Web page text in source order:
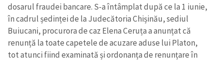
dosarul fraudei bancare. S-a întâmplat după ce la 1 iunie,
în cadrul ședinței de la Judecătoria Chișinău, sediul
Buiucani, procurora de caz Elena Ceruța a anunțat că
renunță la toate capetele de acuzare aduse lui Platon,
tot atunci fiind examinată și ordonanța de renunțare în